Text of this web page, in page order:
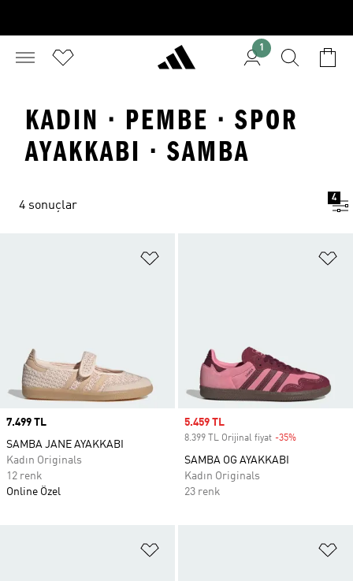
1
KADIN · PEMBE · SPOR
AYAKKABI · SAMBA
4 sonuçlar
4
Price
7.499 TL
SAMBA JANE AYAKKABI
Kadın Originals
12 renk
Online Özel
Sale price
5.459 TL
8.399 TL Orijinal fiyat -35%
SAMBA OG AYAKKABI
Kadın Originals
23 renk